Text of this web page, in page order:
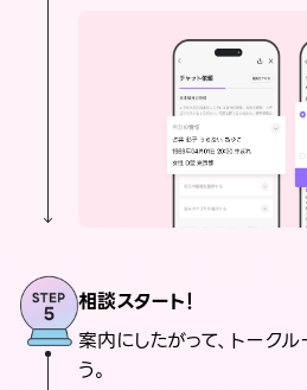
相談スタート！
案内にしたがって、トーク
う。